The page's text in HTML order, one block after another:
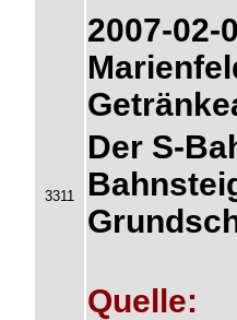
3311
2007-02-
Der S-
Quelle: